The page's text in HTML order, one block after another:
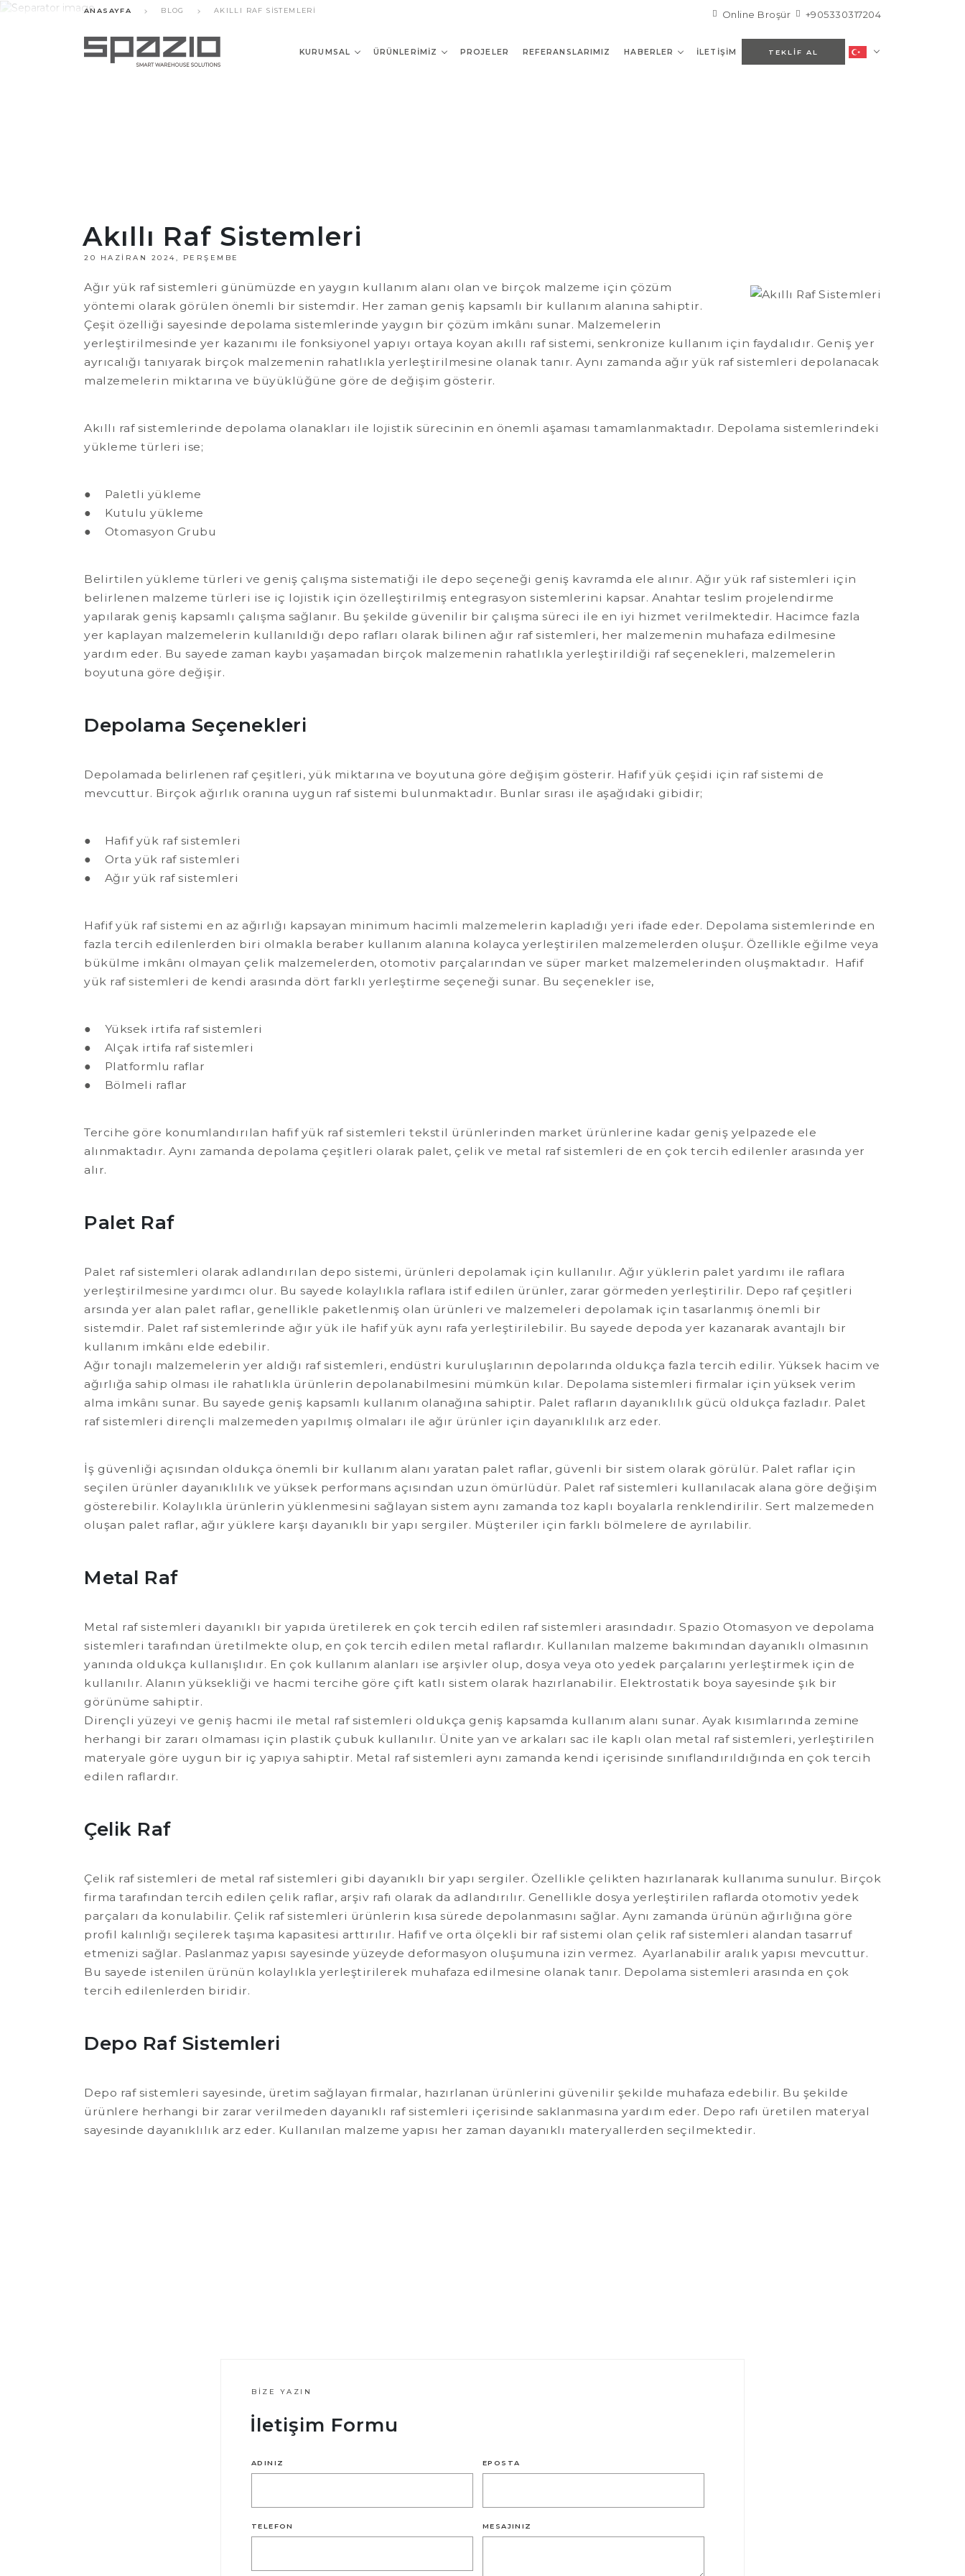
Online Broşür +905330317204
KURUMSAL ÜRÜNLERIMIZ PROJELER REFERANSLARIMIZ HABERLER İLETIŞIM TEKLIF AL
ANASAYFA BLOG AKILLI RAF SISTEMLERI
Akıllı Raf Sistemleri
20 HAZIRAN 2024, PERŞEMBE
Ağır yük raf sistemleri günümüzde en yaygın kullanım alanı olan ve birçok malzeme için çözüm
yöntemi olarak görülen önemli bir sistemdir. Her zaman geniş kapsamlı bir kullanım alanına sahiptir.
Çeşit özelliği sayesinde depolama sistemlerinde yaygın bir çözüm imkânı sunar. Malzemelerin
yerleştirilmesinde yer kazanımı ile fonksiyonel yapıyı ortaya koyan akıllı raf sistemi, senkronize kullanım için faydalıdır. Geniş yer
ayrıcalığı tanıyarak birçok malzemenin rahatlıkla yerleştirilmesine olanak tanır. Aynı zamanda ağır yük raf sistemleri depolanacak
malzemelerin miktarına ve büyüklüğüne göre de değişim gösterir.
Akıllı raf sistemlerinde depolama olanakları ile lojistik sürecinin en önemli aşaması tamamlanmaktadır. Depolama sistemlerindeki
yükleme türleri ise;
● Paletli yükleme
● Kutulu yükleme
● Otomasyon Grubu
Belirtilen yükleme türleri ve geniş çalışma sistematiği ile depo seçeneği geniş kavramda ele alınır. Ağır yük raf sistemleri için
belirlenen malzeme türleri ise iç lojistik için özelleştirilmiş entegrasyon sistemlerini kapsar. Anahtar teslim projelendirme
yapılarak geniş kapsamlı çalışma sağlanır. Bu şekilde güvenilir bir çalışma süreci ile en iyi hizmet verilmektedir. Hacimce fazla
yer kaplayan malzemelerin kullanıldığı depo rafları olarak bilinen ağır raf sistemleri, her malzemenin muhafaza edilmesine
yardım eder. Bu sayede zaman kaybı yaşamadan birçok malzemenin rahatlıkla yerleştirildiği raf seçenekleri, malzemelerin
boyutuna göre değişir.
Depolama Seçenekleri
Depolamada belirlenen raf çeşitleri, yük miktarına ve boyutuna göre değişim gösterir. Hafif yük çeşidi için raf sistemi de
mevcuttur. Birçok ağırlık oranına uygun raf sistemi bulunmaktadır. Bunlar sırası ile aşağıdaki gibidir;
● Hafif yük raf sistemleri
● Orta yük raf sistemleri
● Ağır yük raf sistemleri
Hafif yük raf sistemi en az ağırlığı kapsayan minimum hacimli malzemelerin kapladığı yeri ifade eder. Depolama sistemlerinde en
fazla tercih edilenlerden biri olmakla beraber kullanım alanına kolayca yerleştirilen malzemelerden oluşur. Özellikle eğilme veya
bükülme imkânı olmayan çelik malzemelerden, otomotiv parçalarından ve süper market malzemelerinden oluşmaktadır. Hafif
yük raf sistemleri de kendi arasında dört farklı yerleştirme seçeneği sunar. Bu seçenekler ise,
● Yüksek irtifa raf sistemleri
● Alçak irtifa raf sistemleri
● Platformlu raflar
● Bölmeli raflar
Tercihe göre konumlandırılan hafif yük raf sistemleri tekstil ürünlerinden market ürünlerine kadar geniş yelpazede ele
alınmaktadır. Aynı zamanda depolama çeşitleri olarak palet, çelik ve metal raf sistemleri de en çok tercih edilenler arasında yer
alır.
Palet Raf
Palet raf sistemleri olarak adlandırılan depo sistemi, ürünleri depolamak için kullanılır. Ağır yüklerin palet yardımı ile raflara
yerleştirilmesine yardımcı olur. Bu sayede kolaylıkla raflara istif edilen ürünler, zarar görmeden yerleştirilir. Depo raf çeşitleri
arsında yer alan palet raflar, genellikle paketlenmiş olan ürünleri ve malzemeleri depolamak için tasarlanmış önemli bir
sistemdir. Palet raf sistemlerinde ağır yük ile hafif yük aynı rafa yerleştirilebilir. Bu sayede depoda yer kazanarak avantajlı bir
kullanım imkânı elde edebilir.
Ağır tonajlı malzemelerin yer aldığı raf sistemleri, endüstri kuruluşlarının depolarında oldukça fazla tercih edilir. Yüksek hacim ve
ağırlığa sahip olması ile rahatlıkla ürünlerin depolanabilmesini mümkün kılar. Depolama sistemleri firmalar için yüksek verim
alma imkânı sunar. Bu sayede geniş kapsamlı kullanım olanağına sahiptir. Palet rafların dayanıklılık gücü oldukça fazladır. Palet
raf sistemleri dirençli malzemeden yapılmış olmaları ile ağır ürünler için dayanıklılık arz eder.
İş güvenliği açısından oldukça önemli bir kullanım alanı yaratan palet raflar, güvenli bir sistem olarak görülür. Palet raflar için
seçilen ürünler dayanıklılık ve yüksek performans açısından uzun ömürlüdür. Palet raf sistemleri kullanılacak alana göre değişim
gösterebilir. Kolaylıkla ürünlerin yüklenmesini sağlayan sistem aynı zamanda toz kaplı boyalarla renklendirilir. Sert malzemeden
oluşan palet raflar, ağır yüklere karşı dayanıklı bir yapı sergiler. Müşteriler için farklı bölmelere de ayrılabilir.
Metal Raf
Metal raf sistemleri dayanıklı bir yapıda üretilerek en çok tercih edilen raf sistemleri arasındadır. Spazio Otomasyon ve depolama
sistemleri tarafından üretilmekte olup, en çok tercih edilen metal raflardır. Kullanılan malzeme bakımından dayanıklı olmasının
yanında oldukça kullanışlıdır. En çok kullanım alanları ise arşivler olup, dosya veya oto yedek parçalarını yerleştirmek için de
kullanılır. Alanın yüksekliği ve hacmi tercihe göre çift katlı sistem olarak hazırlanabilir. Elektrostatik boya sayesinde şık bir
görünüme sahiptir.
Dirençli yüzeyi ve geniş hacmi ile metal raf sistemleri oldukça geniş kapsamda kullanım alanı sunar. Ayak kısımlarında zemine
herhangi bir zararı olmaması için plastik çubuk kullanılır. Ünite yan ve arkaları sac ile kaplı olan metal raf sistemleri, yerleştirilen
materyale göre uygun bir iç yapıya sahiptir. Metal raf sistemleri aynı zamanda kendi içerisinde sınıflandırıldığında en çok tercih
edilen raflardır.
Çelik Raf
Çelik raf sistemleri de metal raf sistemleri gibi dayanıklı bir yapı sergiler. Özellikle çelikten hazırlanarak kullanıma sunulur. Birçok
firma tarafından tercih edilen çelik raflar, arşiv rafı olarak da adlandırılır. Genellikle dosya yerleştirilen raflarda otomotiv yedek
parçaları da konulabilir. Çelik raf sistemleri ürünlerin kısa sürede depolanmasını sağlar. Aynı zamanda ürünün ağırlığına göre
profil kalınlığı seçilerek taşıma kapasitesi arttırılır. Hafif ve orta ölçekli bir raf sistemi olan çelik raf sistemleri alandan tasarruf
etmenizi sağlar. Paslanmaz yapısı sayesinde yüzeyde deformasyon oluşumuna izin vermez. Ayarlanabilir aralık yapısı mevcuttur.
Bu sayede istenilen ürünün kolaylıkla yerleştirilerek muhafaza edilmesine olanak tanır. Depolama sistemleri arasında en çok
tercih edilenlerden biridir.
Depo Raf Sistemleri
Depo raf sistemleri sayesinde, üretim sağlayan firmalar, hazırlanan ürünlerini güvenilir şekilde muhafaza edebilir. Bu şekilde
ürünlere herhangi bir zarar verilmeden dayanıklı raf sistemleri içerisinde saklanmasına yardım eder. Depo rafı üretilen materyal
sayesinde dayanıklılık arz eder. Kullanılan malzeme yapısı her zaman dayanıklı materyallerden seçilmektedir.
BIZE YAZIN
İletişim Formu
ADINIZ EPOSTA
TELEFON MESAJINIZ